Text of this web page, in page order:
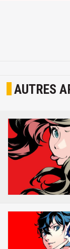
AUTRES